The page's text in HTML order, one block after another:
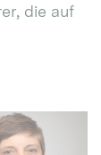
die auf